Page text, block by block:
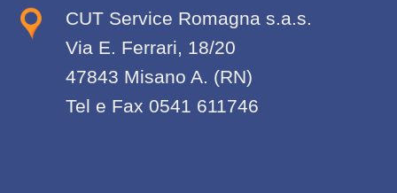
CUT Service Romagna s.a.s.
Via E. Ferrari, 18/20
47843 Misano A. (RN)
Tel e Fax 0541 611746